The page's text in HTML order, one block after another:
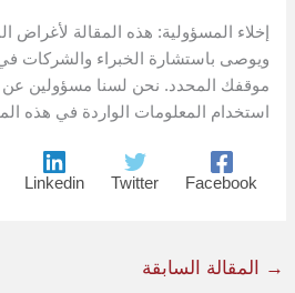
إخلاء المسؤولية: هذه المقالة لأغراض
ويوصى باستشارة الخبراء والشركات في
موقفك المحدد. نحن لسنا مسؤولين
استخدام المعلومات الواردة في هذه
Facebook
Twitter
Linkedin
→ المقالة السابقة